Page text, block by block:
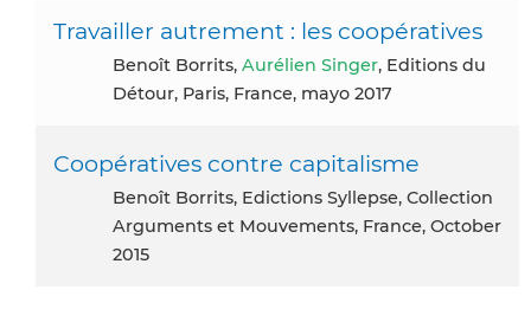
Travailler autrement : les coopératives
Benoît Borrits, Aurélien Singer, Editions du
Détour, Paris, France, mayo 2017
Coopératives contre capitalisme
Benoît Borrits, Edictions Syllepse, Collection
Arguments et Mouvements, France, October
2015